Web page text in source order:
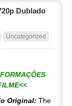
Dublado
Uncategorized
Original: The